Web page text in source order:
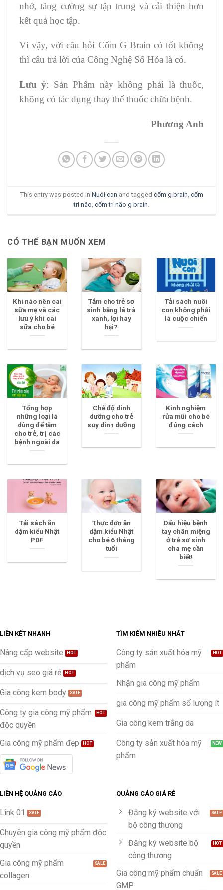
nhớ, tăng cường sự tập trung và cải thiện hơn
kết quả học tập.
Vì vậy, với câu hỏi Cốm G Brain có tốt không
thì câu trả lời của Công Nghệ Số Hóa là có.
Lưu ý: Sản Phẩm này không phải là thuốc,
không có tác dụng thay thế thuốc chữa bệnh.
Phương Anh
This entry was posted in Nuôi con and tagged cốm g brain, cốm
trí não, cốm trí não g brain.
CÓ THỂ BẠN MUỐN XEM
Khi nào nên cai
sữa mẹ và các
lưu ý khi cai
sữa cho bé
Tắm cho trẻ sơ
sinh bằng lá trà
xanh, lợi hay
hại?
Tải sách nuôi
con không phải
là cuộc chiến
Tổng hợp
những loại lá
dùng để tắm
cho trẻ, trị các
bệnh ngoài da
Chế độ dinh
dưỡng cho trẻ
suy dinh dưỡng
Kinh nghiệm
rửa mũi cho bé
đúng cách
Tải sách ăn
dặm kiểu Nhật
PDF
Thực đơn ăn
dặm kiểu Nhật
cho bé 6 tháng
tuổi
Dấu hiệu bệnh
tay chân miệng
ở trẻ sơ sinh
cha mẹ cần
biết!
LIÊN KẾT NHANH
Nâng cấp website
dịch vụ seo giá rẻ
Gia công kem body
Công ty gia công mỹ phẩm
độc quyền
Gia công mỹ phẩm đẹp
TÌM KIẾM NHIỀU NHẤT
Công ty sản xuất hóa mỹ
phẩm
Nhận gia công mỹ phẩm
gia công mỹ phẩm số lượng ít
Gia công kem trắng da
Công ty sản xuất hóa mỹ
phẩm
LIÊN HỆ QUẢNG CÁO
Link 01
Chuyên gia công mỹ phẩm độc
quyền
Gia công mỹ phẩm
collagen
QUẢNG CÁO GIÁ RẺ
Đăng ký website với
bộ công thương
Đăng ký website bộ
công thương
Gia công mỹ phẩm chuẩn
GMP